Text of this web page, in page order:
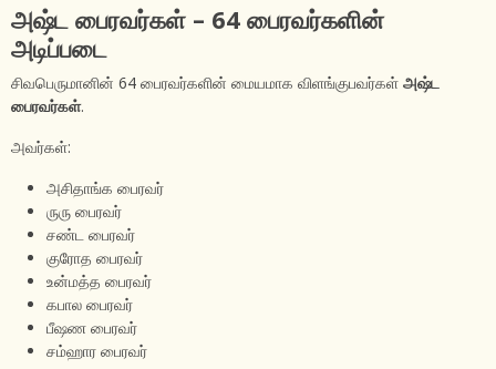
அஷ்ட பைரவர்கள் – 64 பைரவர்களின்
அடிப்படை
சிவபெருமானின் 64 பைரவர்களின் மையமாக விளங்குபவர்கள் அஷ்ட
பைரவர்கள்.
அவர்கள்:
அசிதாங்க பைரவர்
ருரு பைரவர்
சண்ட பைரவர்
குரோத பைரவர்
உன்மத்த பைரவர்
கபால பைரவர்
பீஷண பைரவர்
சம்ஹார பைரவர்